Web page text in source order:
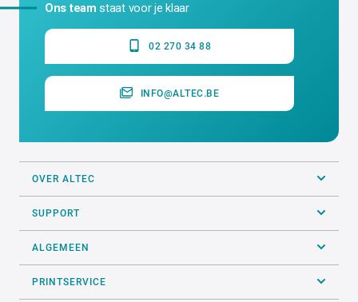
Ons team staat voor je klaar
02 270 34 88
INFO@ALTEC.BE
OVER ALTEC
SUPPORT
ALGEMEEN
PRINTSERVICE